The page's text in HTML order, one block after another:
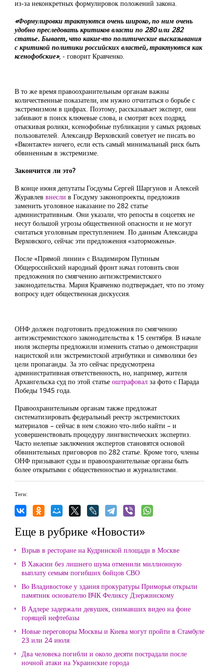
из-за неконкретных формулировок положений закона.
«Формулировки трактуются очень широко, по ним очень
удобно преследовать критиков власти по 280 или 282
статье. Бывает, что какие-то политические высказывания
с критикой политики российских властей, трактуются как
ксенофобские», - говорит Кравченко.
В то же время правоохранительным органам важны
количественные показатели, им нужно отчитаться о борьбе с
экстремизмом в цифрах. Поэтому, рассказывает эксперт, они
забивают в поиск ключевые слова, и смотрят всех подряд,
отыскивая ролики, ксенофобные публикации у самых рядовых
пользователей. Александр Верховский советует не писать во
«Вконтакте» ничего, если есть самый минимальный риск быть
обвиненным в экстремизме.
Закончится ли это?
В конце июня депутаты Госдумы Сергей Шаргунов и Алексей
Журавлев внесли в Госдуму законопроекты, предложив
заменить уголовное наказание по 282 статье
административным. Они указали, что репосты в соцсетях не
несут большой угрозы общественной опасности и не могут
считаться уголовным преступлением. По данным Александра
Верховского, сейчас эти предложения «заторможены».
После «Прямой линии» с Владимиром Путиным
Общероссийский народный фронт начал готовить свои
предложения по смягчению антиэкстремистского
законодательства. Мария Кравченко подтверждает, что по этому
вопросу идет общественная дискуссия.
ОНФ должен подготовить предложения по смягчению
антиэкстремистского законодательства к 15 сентября. В начале
июля эксперты предложили изменить статью о демонстрации
нацистской или экстремистской атрибутики и символики без
цели пропаганды. За это сейчас предусмотрена
административная ответственность, но, например, жителя
Архангельска суд по этой статье оштрафовал за фото с Парада
Победы 1945 года.
Правоохранительным органам также предложат
систематизировать федеральный реестр экстремистских
материалов – сейчас в нем сложно что-либо найти – и
усовершенствовать процедуру лингвистических экспертиз.
Часто нелепые заключения экспертов становятся основой
обвинительных приговоров по 282 статье. Кроме того, члены
ОНФ призывают суды и правоохранительные органы быть
более открытыми с общественностью и журналистами.
Теги:
Еще в рубрике «Новости»
Взрыв в ресторане на Кудринской площади в Москве
В Хакасии без лишнего шума отменили миллионную
выплату семьям погибших бойцов СВО
Во Владивостоке у здания прокуратуры Приморья открыли
памятник основателю ВЧК Феликсу Дзержинскому
В Адлере задержали девушек, снимавших видео на фоне
горящей нефтебазы
Новые переговоры Москвы и Киева могут пройти в Стамбуле
23 или 24 июля
Два человека погибли и около десяти пострадали после
ночной атаки на Украинские города